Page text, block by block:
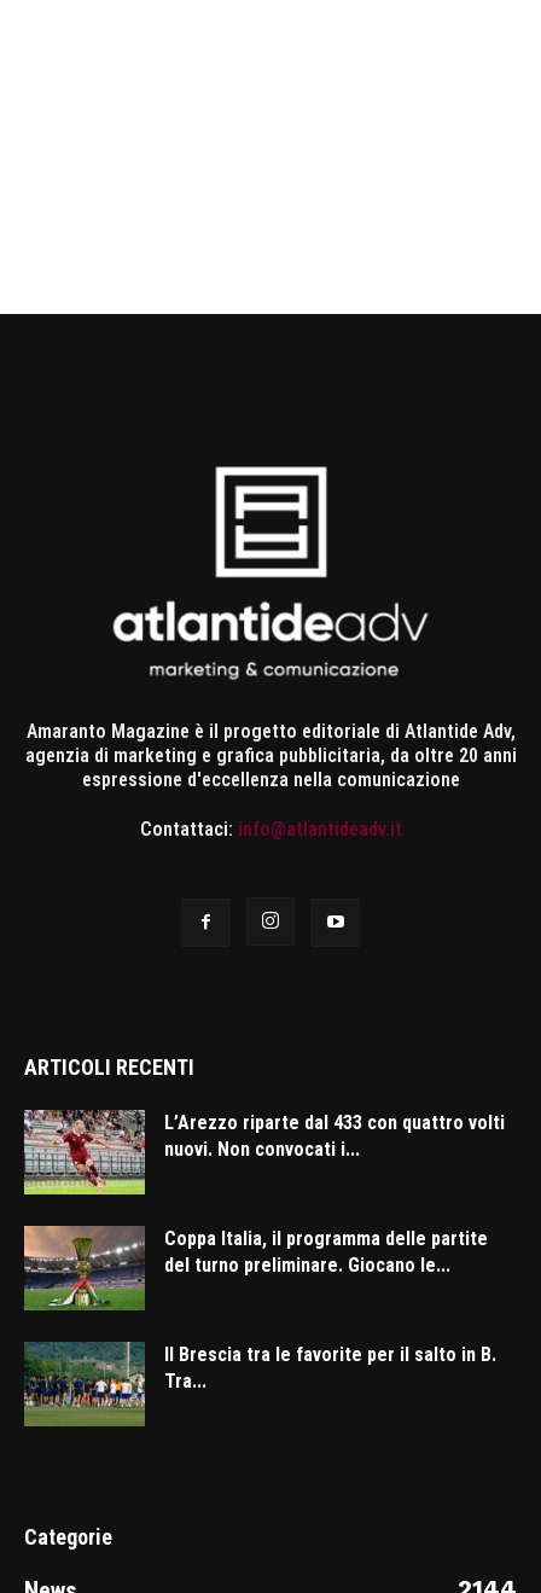
Amaranto Magazine è il progetto editoriale di Atlantide Adv,
agenzia di marketing e grafica pubblicitaria, da oltre 20 anni
espressione d'eccellenza nella comunicazione
Contattaci: info@atlantideadv.it
ARTICOLI RECENTI
L’Arezzo riparte dal 433 con quattro volti
nuovi. Non convocati i...
Coppa Italia, il programma delle partite
del turno preliminare. Giocano le...
Il Brescia tra le favorite per il salto in B.
Tra...
Categorie